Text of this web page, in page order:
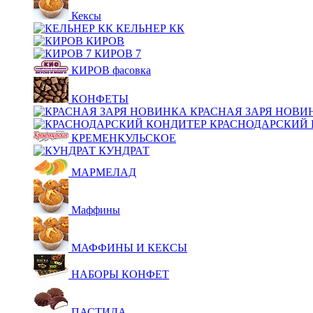
Кексы
КЕЛЬНЕР КК
КИРОВ
КИРОВ 7
КИРОВ фасовка
КОНФЕТЫ
КРАСНАЯ ЗАРЯ
КРАСНОДАРСКИЙ
КРЕМЕНКУЛЬСКОЕ
КУНДРАТ
МАРМЕЛАД
Маффины
МАФФИНЫ И КЕКСЫ
НАБОРЫ КОНФЕТ